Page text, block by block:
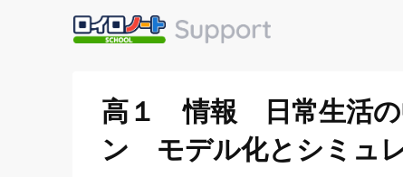
高１ 情報 日常生活の
ン モデル化とシミュ